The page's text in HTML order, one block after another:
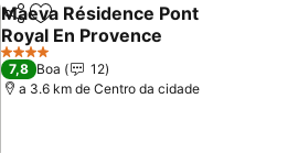
PartilharAdicionar aos favoritos
Maeva Résidence Pont
Royal En Provence
Ver preços
4 Estrelas
7,8 Boa
12
a 3.6 km de Centro da cidade